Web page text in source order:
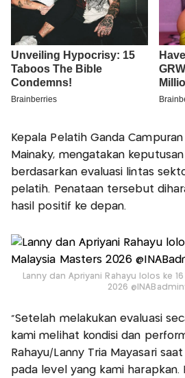
Kepala Pelatih Ganda Campuran
Mainaky, mengatakan
berdasarkan evaluasi lintas
pelatih. Penataan tersebut
hasil positif ke depan.
Lanny dan Apriyani Rahayu lolos ke
2026
“Setelah melakukan evaluasi
kami melihat kondisi dan
Rahayu/Lanny Tria Mayasari
pada level yang kami harapkan.